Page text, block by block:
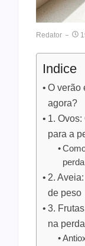
Redator
Indice
O verão
agora?
1.
para a
2.
de peso
3.
na